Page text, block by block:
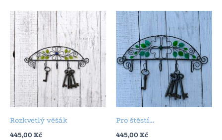
Rozkvetlý věšák
445,00 Kč
Pro štěstí…
445,00 Kč